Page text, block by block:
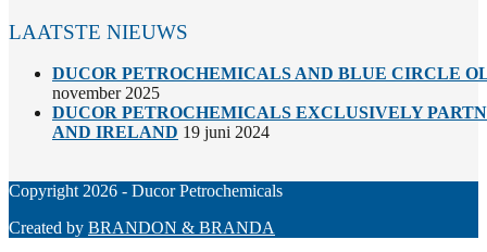
LAATSTE NIEUWS
DUCOR PETROCHEMICALS AND BLUE CIRCLE
november 2025
DUCOR PETROCHEMICALS EXCLUSIVELY
AND IRELAND 19 juni 2024
Copyright 2026 - Ducor Petrochemicals
Created by BRANDON & BRANDA